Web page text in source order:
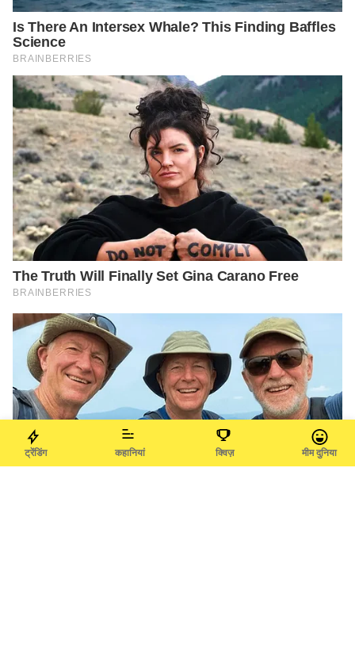
ट्रेंडिंग कहानियां क्विज़ मीम दुनिया